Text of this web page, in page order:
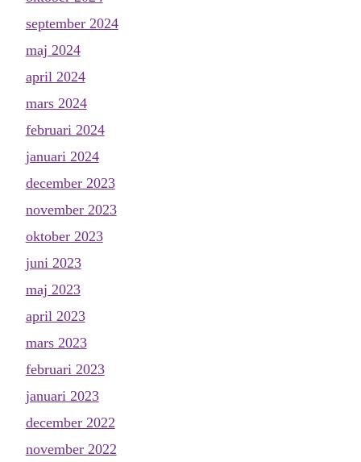
september 2024
maj 2024
april 2024
mars 2024
februari 2024
januari 2024
december 2023
november 2023
oktober 2023
juni 2023
maj 2023
april 2023
mars 2023
februari 2023
januari 2023
december 2022
november 2022